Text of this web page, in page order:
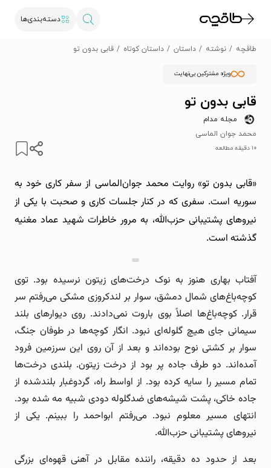
دسته‌بندی‌ها
طاقچه نوشته داستان داستان کوتاه قابی بدون تو
ویژه مشترکین بی‌نهایت
قابی بدون تو
مجله مدام
محمد جوان الماسی
۱۰ دقیقه مطالعه
«قابی بدون تو» روایت محمد جوان‌الماسی از سفر کاری خود به
سوریه است. سفری که در کنار جلسات کاری و صحبت با یکی از
نیروهای پشتیبانی حزب‌الله، به ‌مرور خاطرات شهید عماد مغنیه
گذشته است.
آفتاب بهاری هنوز به نوک درخت‌های زیتون نرسیده بود. توی
کوچه‌باغ‌های شمال دمشق، سوار بر لندکروزی مشکی می‌رفتم سر
قرار. کوچه‌باغ‌ها اصلاً بوی باروت نمی‌دادند. روی دیوارهای بلند
سیمانی جای هیچ گلوله‌ای نبود. انگار کوچه‌ها در طوفان جنگ،
سوار بر کشتی نوح بوده‌اند و بعد از آن روی این سرزمین فرود
آمده‌اند. دو طرف جاده پر بود از درخت زیتون. بلندی درخت‌ها
تمام مسیر را سایه کرده بود. از اواسط راه، گردوغبار بلندشده از
جاده خاکی، پشت شیشه‌های ضدگلوله دودی شبیه مه شده بود.
انتهای مسیر معلوم نبود. می‌رفتم ابواحمد را ببینم. یکی از
نیروهای پشتیبانی حزب‌الله.
بعد از حدود ده دقیقه، راننده مقابل در آهنی قهوه‌ای بزرگی